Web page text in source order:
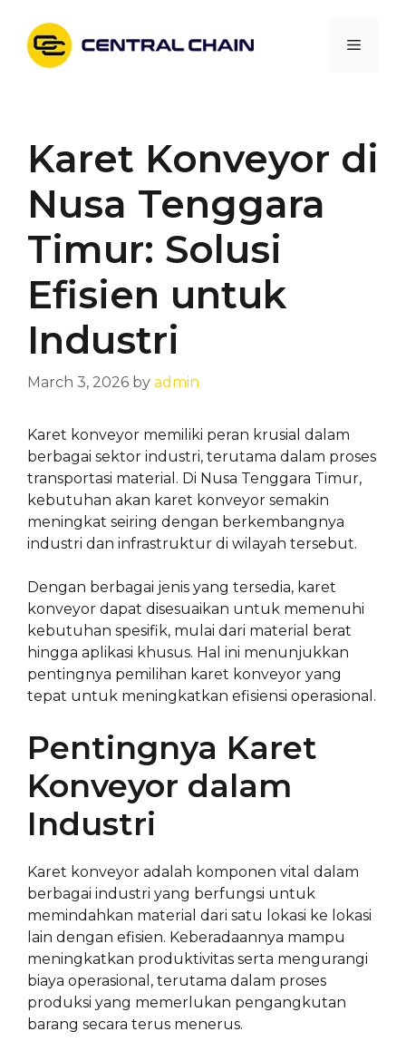
content
Menu
Karet Konveyor di
Nusa Tenggara
Timur: Solusi
Efisien untuk
Industri
March 3, 2026 by admin
Karet konveyor memiliki peran krusial dalam
berbagai sektor industri, terutama dalam proses
transportasi material. Di Nusa Tenggara Timur,
kebutuhan akan karet konveyor semakin
meningkat seiring dengan berkembangnya
industri dan infrastruktur di wilayah tersebut.
Dengan berbagai jenis yang tersedia, karet
konveyor dapat disesuaikan untuk memenuhi
kebutuhan spesifik, mulai dari material berat
hingga aplikasi khusus. Hal ini menunjukkan
pentingnya pemilihan karet konveyor yang
tepat untuk meningkatkan efisiensi operasional.
Pentingnya Karet
Konveyor dalam
Industri
Karet konveyor adalah komponen vital dalam
berbagai industri yang berfungsi untuk
memindahkan material dari satu lokasi ke lokasi
lain dengan efisien. Keberadaannya mampu
meningkatkan produktivitas serta mengurangi
biaya operasional, terutama dalam proses
produksi yang memerlukan pengangkutan
barang secara terus menerus.